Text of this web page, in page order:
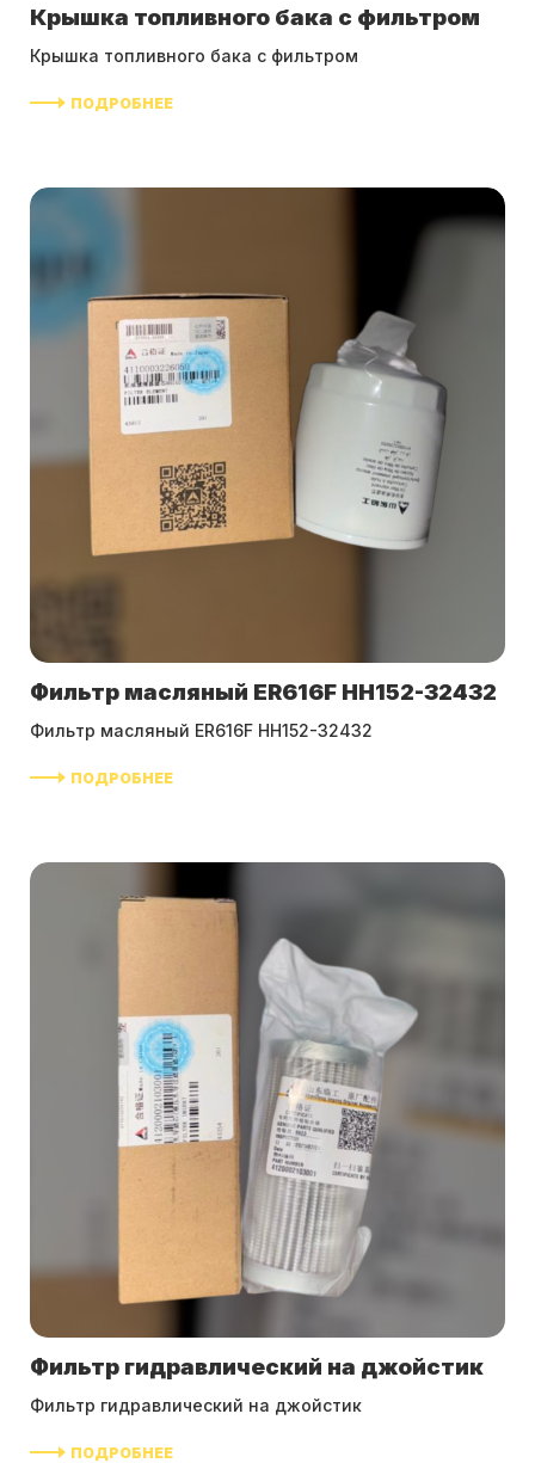
Крышка топливного бака с фильтром
Крышка топливного бака с фильтром
ПОДРОБНЕЕ
Фильтр масляный ER616F HH152-32432
Фильтр масляный ER616F HH152-32432
ПОДРОБНЕЕ
Фильтр гидравлический на джойстик
Фильтр гидравлический на джойстик
ПОДРОБНЕЕ